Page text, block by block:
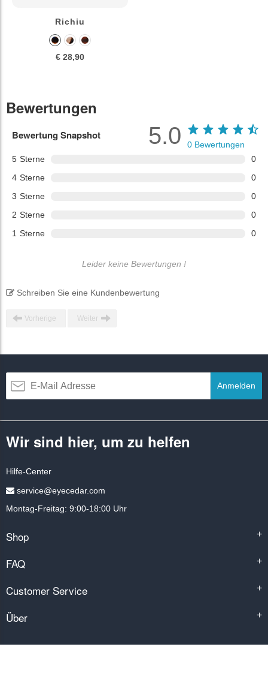
Richiu
€ 28,90
Bewertungen
Bewertung Snapshot
5 Sterne
0
4 Sterne
0
3 Sterne
0
2 Sterne
0
1 Sterne 0
5.0 0 Bewertungen
Leider keine Bewertungen !
Schreiben Sie eine Kundenbewertung
Vorherige Weiter
Anmelden
Wir sind hier, um zu helfen
Hilfe-Center
service@eyecedar.com
Montag-Freitag: 9:00-18:00 Uhr
Shop +
FAQ +
Customer Service +
Über +